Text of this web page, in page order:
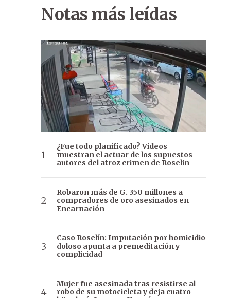
Notas más leídas
¿Fue todo planificado? Videos
muestran el actuar de los supuestos
autores del atroz crimen de Roselin
Robaron más de G. 350 millones a
compradores de oro asesinados en
Encarnación
Caso Roselín: Imputación por homicidio
doloso apunta a premeditación y
complicidad
Mujer fue asesinada tras resistirse al
robo de su motocicleta y deja cuatro